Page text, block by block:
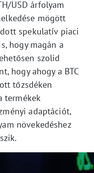
USD árfolyam
mögött
spekulatív piaci
hogy magán a
szolid
hogy ahogy a BTC
tőzsdéken
termékek
adaptációt,
növekedéshez